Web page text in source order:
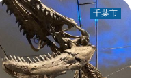
千葉市